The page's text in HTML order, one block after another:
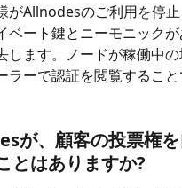
がAllnodesのご利用を停
ベート鍵とニーモニック
します。ノードが稼働中
ラーで認証を閲覧するこ
が、顧客の投票権
とはありますか?